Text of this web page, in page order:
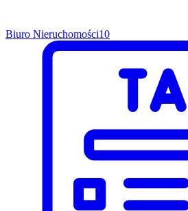
Biuro Nieruchomości10